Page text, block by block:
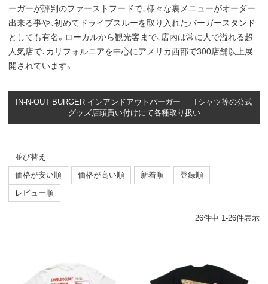
ーガーが評判のファーストフードで、様々な裏メニューがオーダー
出来る事や、初めてドライブスルーを取り入れたバーガースタンド
としても有名。ローカルから観光客まで、店内は常に人で溢れる超
人気店で、カリフォルニアを中心にアメリカ西部で300店舗以上展
開されています。
IN-N-OUT BURGER インアンドアウトバーガー ｜ Tシャツ等の公式
グッズ店頭買い付けにて各種取り扱い
並び替え
価格が安い順
価格が高い順 新着順
登録順
レビュー順
26件中 1-26件表示